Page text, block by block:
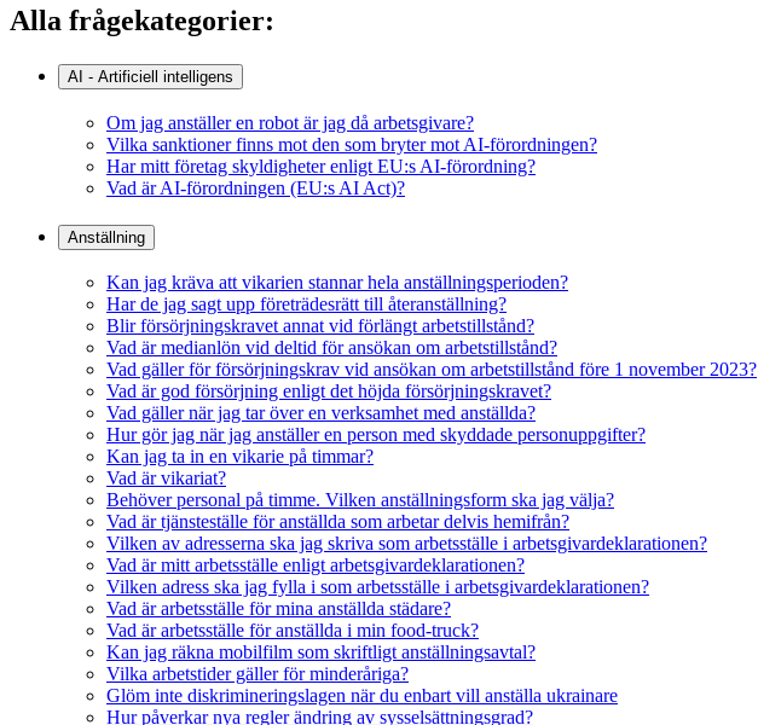
Alla frågekategorier:
AI - Artificiell intelligens
Om jag anställer en robot är jag då arbetsgivare?
Vilka sanktioner finns mot den som bryter mot AI-förordningen?
Har mitt företag skyldigheter enligt EU:s AI-förordning?
Vad är AI-förordningen (EU:s AI Act)?
Anställning
Kan jag kräva att vikarien stannar hela anställningsperioden?
Har de jag sagt upp företrädesrätt till återanställning?
Blir försörjningskravet annat vid förlängt arbetstillstånd?
Vad är medianlön vid deltid för ansökan om arbetstillstånd?
Vad gäller för försörjningskrav vid ansökan om arbetstillstånd före 1 november 2023?
Vad är god försörjning enligt det höjda försörjningskravet?
Vad gäller när jag tar över en verksamhet med anställda?
Hur gör jag när jag anställer en person med skyddade personuppgifter?
Kan jag ta in en vikarie på timmar?
Vad är vikariat?
Behöver personal på timme. Vilken anställningsform ska jag välja?
Vad är tjänsteställe för anställda som arbetar delvis hemifrån?
Vilken av adresserna ska jag skriva som arbetsställe i arbetsgivardeklarationen?
Vad är mitt arbetsställe enligt arbetsgivardeklarationen?
Vilken adress ska jag fylla i som arbetsställe i arbetsgivardeklarationen?
Vad är arbetsställe för mina anställda städare?
Vad är arbetsställe för anställda i min food-truck?
Kan jag räkna mobilfilm som skriftligt anställningsavtal?
Vilka arbetstider gäller för minderåriga?
Glöm inte diskrimineringslagen när du enbart vill anställa ukrainare
Hur påverkar nya regler ändring av sysselsättningsgrad?